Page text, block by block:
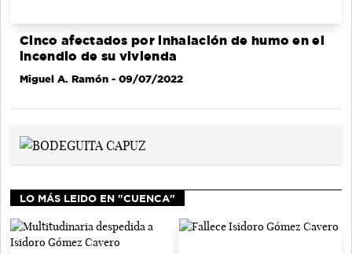
Cinco afectados por inhalación de humo en el
incendio de su vivienda
Miguel A. Ramón - 09/07/2022
LO MÁS LEIDO EN "CUENCA"